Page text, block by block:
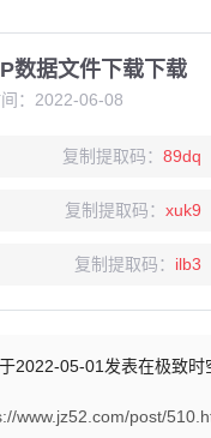
数据文件下载下载
：2022-06-08
复制提取码： 89dq
复制提取码： xuk9
复制提取码： ilb3
2022-05-01发表在极致时
www.jz52.com/post/